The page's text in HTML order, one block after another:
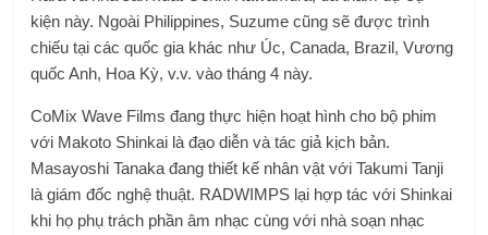
kiện này. Ngoài Philippines, Suzume cũng sẽ được trình
chiếu tại các quốc gia khác như Úc, Canada, Brazil, Vương
quốc Anh, Hoa Kỳ, v.v. vào tháng 4 này.
CoMix Wave Films đang thực hiện hoạt hình cho bộ phim
với Makoto Shinkai là đạo diễn và tác giả kịch bản.
Masayoshi Tanaka đang thiết kế nhân vật với Takumi Tanji
là giám đốc nghệ thuật. RADWIMPS lại hợp tác với Shinkai
khi họ phụ trách phần âm nhạc cùng với nhà soạn nhạc